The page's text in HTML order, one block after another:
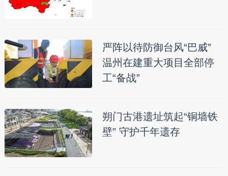
严阵以待防御台风“巴威”
温州在建重大项目全部停
工“备战”
朔门古港遗址筑起“铜墙铁
壁” 守护千年遗存